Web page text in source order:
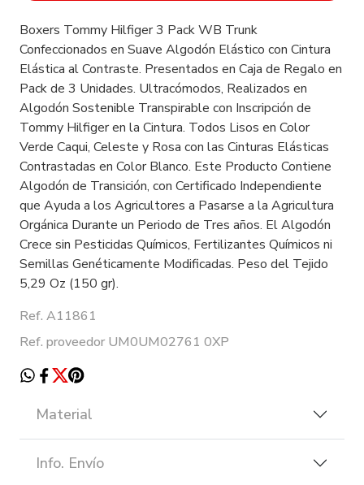
Boxers Tommy Hilfiger 3 Pack WB Trunk
Confeccionados en Suave Algodón Elástico con Cintura
Elástica al Contraste. Presentados en Caja de Regalo en
Pack de 3 Unidades. Ultracómodos, Realizados en
Algodón Sostenible Transpirable con Inscripción de
Tommy Hilfiger en la Cintura. Todos Lisos en Color
Verde Caqui, Celeste y Rosa con las Cinturas Elásticas
Contrastadas en Color Blanco. Este Producto Contiene
Algodón de Transición, con Certificado Independiente
que Ayuda a los Agricultores a Pasarse a la Agricultura
Orgánica Durante un Periodo de Tres años. El Algodón
Crece sin Pesticidas Químicos, Fertilizantes Químicos ni
Semillas Genéticamente Modificadas. Peso del Tejido
5,29 Oz (150 gr).
Ref. A11861
Ref. proveedor UM0UM02761 0XP
Material
Info. Envío